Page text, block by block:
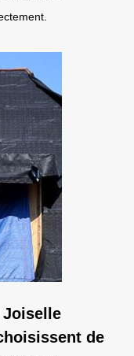
Joiselle
de